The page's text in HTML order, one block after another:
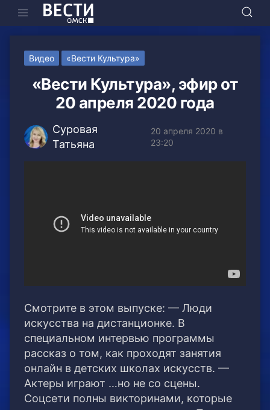
Видео «Вести Культура»
«Вести Культура», эфир от
20 апреля 2020 года
Суровая
Татьяна
20 апреля 2020 в
23:20
Смотрите в этом выпуске: — Люди
искусства на дистанционке. В
специальном интервью программы
рассказ о том, как проходят занятия
онлайн в детских школах искусств. —
Актеры играют …но не со сцены.
Соцсети полны викторинами, которые